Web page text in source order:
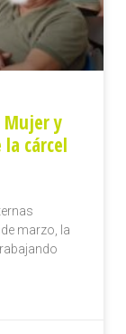
Mujer y
cárcel
marzo, la